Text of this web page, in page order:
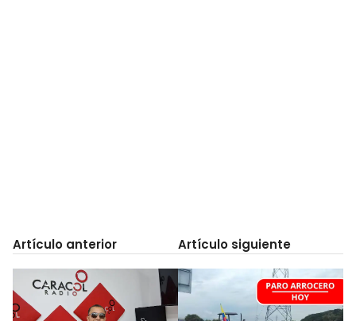
Artículo anterior Artículo siguiente